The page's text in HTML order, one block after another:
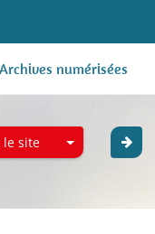
Archives numérisées
le site